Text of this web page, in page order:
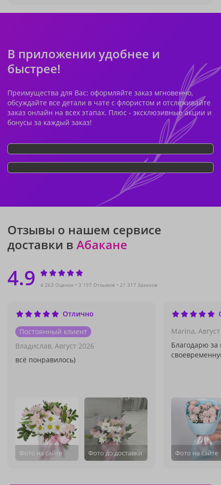
В приложении удобнее и
быстрее!
Преимущества для Вас: оформляйте заказ мгновенно,
обсуждайте все детали в чате с флористом и отслеживайте
заказ онлайн на всех этапах. Плюс - эксклюзивные акции и
бонусы за каждый заказ!
Отзывы о нашем сервисе
доставки в Абакане
4.9 4 263 Оценок 3 197 Отзывов 21 317 Заказов
Отлично
Постоянный клиент
Владислав, Август 2026
всё понравилось)
Фото на сайте Фото до доставки
Marina,
Благодарю за
Фото на сайте